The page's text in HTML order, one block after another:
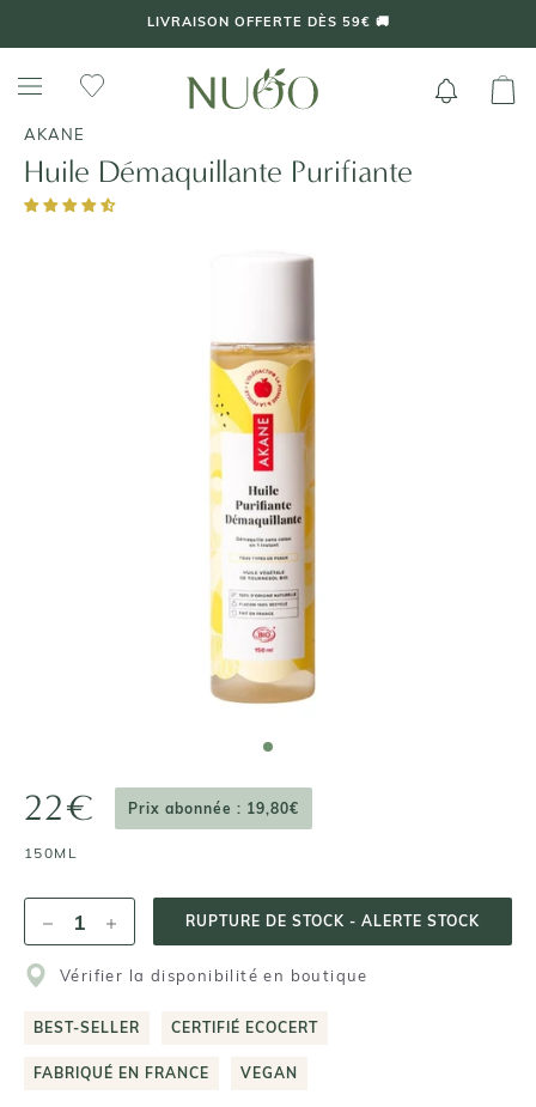
LIVRAISON OFFERTE DÈS 59€ 🚚
AKANE
Huile Démaquillante Purifiante
22€ Prix abonnée : 19,80€
150ML
RUPTURE DE STOCK - ALERTE STOCK
Vérifier la disponibilité en boutique
BEST-SELLER CERTIFIÉ ECOCERT
FABRIQUÉ EN FRANCE VEGAN